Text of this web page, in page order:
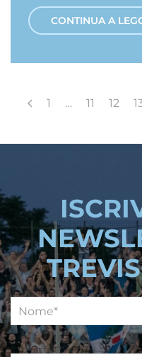
CONTINUA A
1 … 11 12